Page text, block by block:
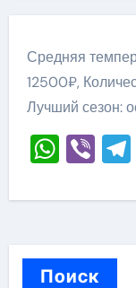
Средняя
12500₽,
Лучший сезон:
Поиск